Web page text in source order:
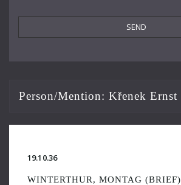
Fiorillo Dante
Frey Walter
Hartmann Gertrud
Hartmann Richard
Person/Mention: Křenek Ernst
19.10.36
WINTERTHUR, MONTAG (BRIEF)